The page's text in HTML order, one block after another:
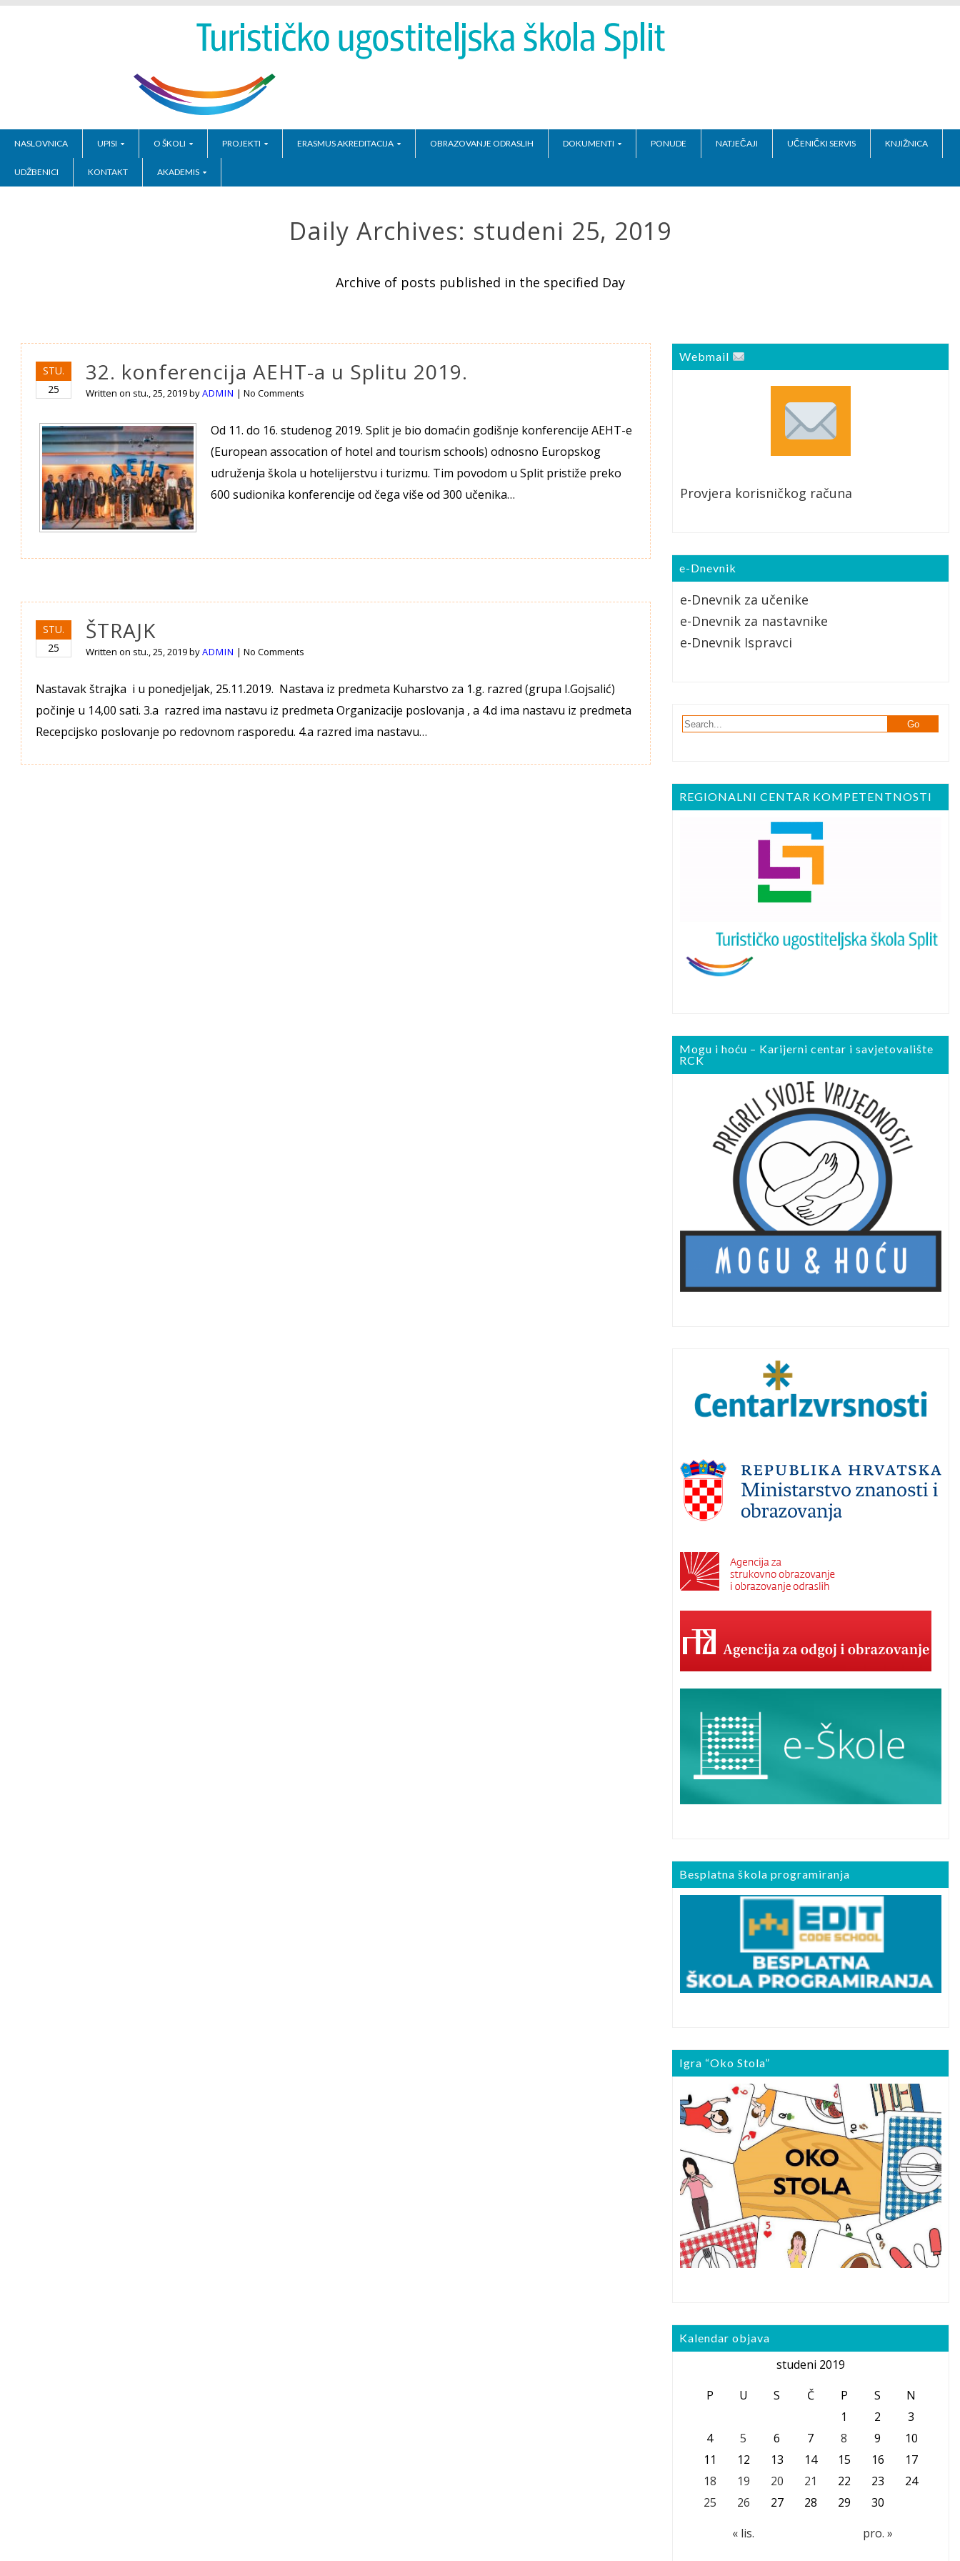
NASLOVNICA UPISI O ŠKOLI PROJEKTI ERASMUS AKREDITACIJA OBRAZOVANJE ODRASLIH DOKUMENTI PONUDE NATJEČAJI UČENIČKI SERVIS KNJIŽNICA
UDŽBENICI KONTAKT AKADEMIS
Daily Archives: studeni 25, 2019
Archive of posts published in the specified Day
STU.
25
32. konferencija AEHT-a u Splitu 2019.
Written on stu., 25, 2019byADMIN |No Comments
Od 11. do 16. studenog 2019. Split je bio domaćin godišnje konferencije AEHT-e
(European assocation of hotel and tourism schools) odnosno Europskog
udruženja škola u hotelijerstvu i turizmu. Tim povodom u Split pristiže preko
600 sudionika konferencije od čega više od 300 učenika…
STU.
25
ŠTRAJK
Written on stu., 25, 2019byADMIN |No Comments
Nastavak štrajka i u ponedjeljak, 25.11.2019. Nastava iz predmeta Kuharstvo za 1.g. razred (grupa I.Gojsalić)
počinje u 14,00 sati. 3.a razred ima nastavu iz predmeta Organizacije poslovanja , a 4.d ima nastavu iz predmeta
Recepcijsko poslovanje po redovnom rasporedu. 4.a razred ima nastavu…
Webmail
Provjera korisničkog računa
e-Dnevnik
e-Dnevnik za učenike
e-Dnevnik za nastavnike
e-Dnevnik Ispravci
REGIONALNI CENTAR KOMPETENTNOSTI
Mogu i hoću – Karijerni centar i savjetovalište
RCK
Besplatna škola programiranja
Igra “Oko Stola”
Kalendar objava
studeni 2019
P
U S Č P S N
« lis. pro. »
1 2
3
4
5 6 7 8 9
10
11
12 13 14 15 16
17
18
19 20 21 22 23
24
25
26 27 28 29 30